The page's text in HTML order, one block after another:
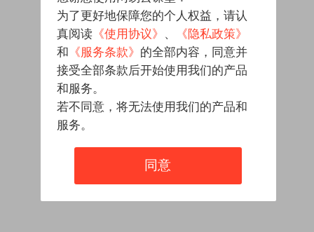
为了更好地保障您的个人权益，请认
真阅读 《使用协议》 、
《隐私政策》
和 《服务条款》 的全部内容，同意并
接受全部条款后开始使用我们的产品
和服务。
若不同意，将无法使用我们的产品和
服务。
同意